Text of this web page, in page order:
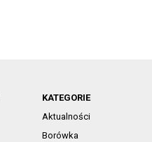
KATEGORIE
Aktualności
Borówka